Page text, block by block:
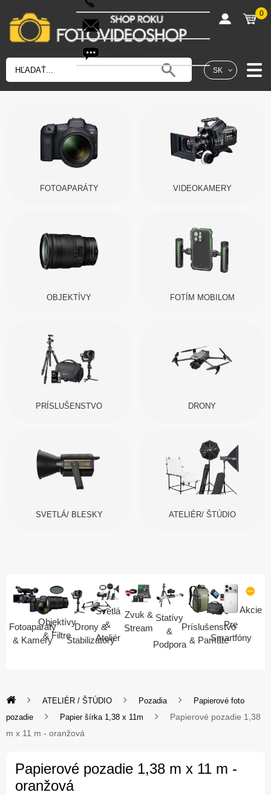
SK
shop@fotovideoshop.sk
0
FOTOAPARÁTY VIDEOKAMERY
OBJEKTÍVY FOTÍM MOBILOM
PRÍSLUŠENSTVO DRONY
SVETLÁ/ BLESKY ATELIÉR/ ŠTÚDIO
Fotoaparáty
& Kamery
Objektívy
& Filtre
Drony &
Stabilizátory
Svetlá
&
Ateliér
Zvuk &
Stream
Statívy
&
Podpora
Príslušenstvo
& Pamäte
Pre
Smartfóny
Akcie
ATELIÉR / ŠTÚDIO Pozadia
Papierové foto
pozadie
Papier šírka 1,38 x 11m
Papierové pozadie 1,38
m x 11 m - oranžová
Papierové pozadie 1,38 m x 11 m -
oranžová